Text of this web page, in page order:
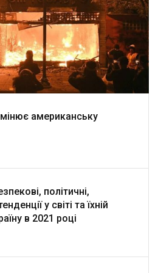
американську
політичні,
у світі та їхній
в 2021 році